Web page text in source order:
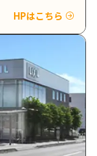
HPはこちら